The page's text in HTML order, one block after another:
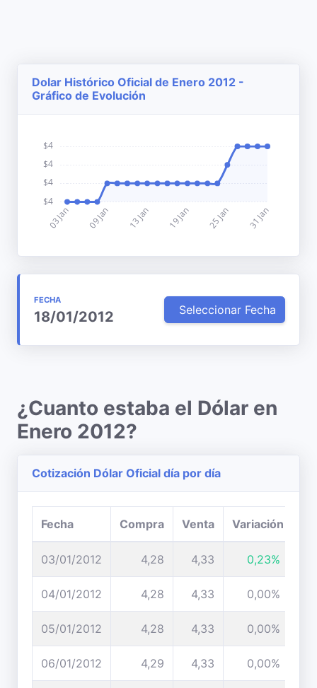
Dolar Histórico Oficial de Enero 2012 -
Gráfico de Evolución
FECHA
18/01/2012 Seleccionar Fecha
¿Cuanto estaba el Dólar en
Enero 2012?
Cotización Dólar Oficial día por día
Fecha Compra Venta Variación
03/01/2012 4,28 4,33 0,23%
04/01/2012 4,28 4,33 0,00%
05/01/2012 4,28 4,33 0,00%
06/01/2012 4,29 4,33 0,00%